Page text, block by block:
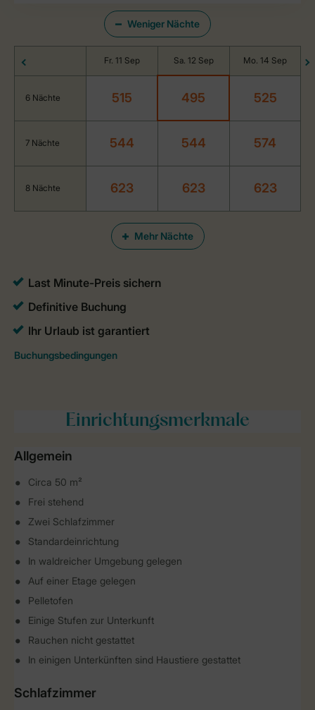
Weniger Nächte
Mehr Nächte
Fr. 11 Sep Sa. 12 Sep Mo. 14 Sep
6 Nächte 515 495 525
7 Nächte 544 544 574
8 Nächte 623 623 623
Einrichtungsmerkmale
Allgemein
Circa 50 m²
Frei stehend
Zwei Schlafzimmer
Standardeinrichtung
In waldreicher Umgebung gelegen
Auf einer Etage gelegen
Pelletofen
Einige Stufen zur Unterkunft
Rauchen nicht gestattet
In einigen Unterkünften sind Haustiere gestattet
Schlafzimmer